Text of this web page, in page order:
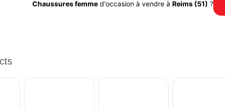
Chaussures femmed'occasion à vendre à Reims (51) ?